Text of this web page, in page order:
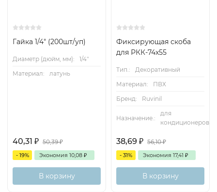
Гайка 1/4" (200шт/уп)
Диаметр (дюйм, мм):
1/4"
Материал:
латунь
40,31 ₽ 50,39₽
- 19% Экономия 10,08 ₽
В корзину
Фиксирующая скоба
для РКК-74х55
Тип.:
Декоративный
Материал:
ПВХ
Бренд:
Ruvinil
Назначение.:
для
кондиционеров
38,69 ₽ 56,10₽
- 31% Экономия 17,41 ₽
В корзину